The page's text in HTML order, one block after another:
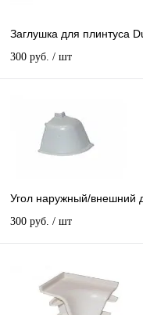
Заглушка для плинтуса
300 руб. / шт
Угол наружный/внешний
300 руб. / шт